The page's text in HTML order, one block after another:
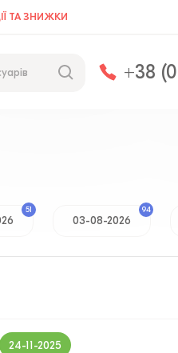
ТА ЗНИЖКИ
+38
51
03-08-2026
94
24-11-2025